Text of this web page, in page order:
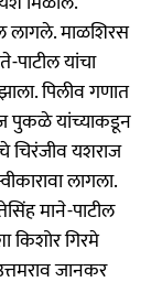
लागले. माळशिरस
पाटील यांचा
पिलीव गणात
पुकळे यांच्याकडून
चिरंजीव यशराज
लागला.
माने-पाटील
किशोर गिरमे
जानकर